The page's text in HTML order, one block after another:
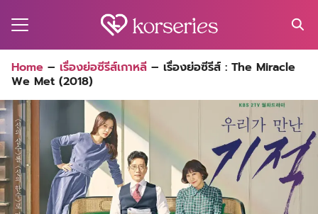
for:
Home – เรื่องย่อซีรีส์เกาหลี – เรื่องย่อซีรีส์ : The Miracle
We Met (2018)